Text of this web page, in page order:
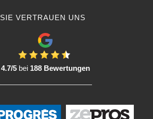
SIE VERTRAUEN UNS
4.7/5bei 188 Bewertungen